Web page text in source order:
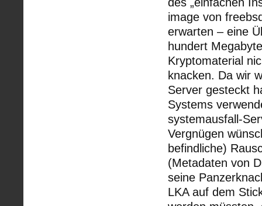
image von
erwarten – eine
hundert
Kryptomaterial
knacken. Da wir
Server gesteckt
Systems
systemausfall-
Vergnügen
befindliche)
(Metadaten von
seine
LKA auf dem